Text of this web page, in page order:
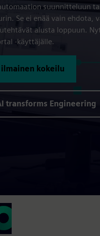
suunnitteluun
Se ei enää vain ehdota,
alusta loppuun.
-käyttäjälle.
kokeilu
transforms Engineering